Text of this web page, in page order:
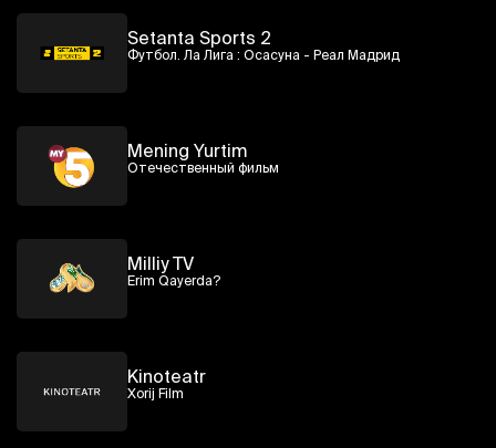
Setanta Sports 2
Футбол. Ла Лига : Осасуна - Реал Мадрид
Mening Yurtim
Отечественный фильм
Milliy TV
Erim Qayerda?
Kinoteatr
Xorij Film